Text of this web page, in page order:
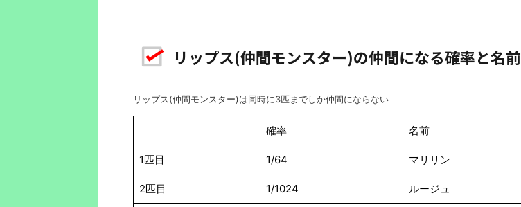
リップス(仲間モンスター)の仲間になる確率と名前
リップス(仲間モンスター)は同時に3匹までしか仲間にならない
確率 名前
1匹目 1/64 マリリン
2匹目 1/1024 ルージュ